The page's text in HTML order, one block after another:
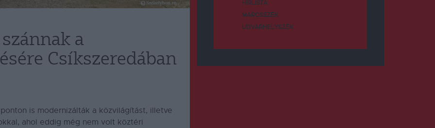
a
Csíkszeredában
is modernizálták a közvilágítást, illetve
ahol eddig még nem volt köztéri
HÍRLISTA
MAROSSZÉK
UDVARHELYSZÉK